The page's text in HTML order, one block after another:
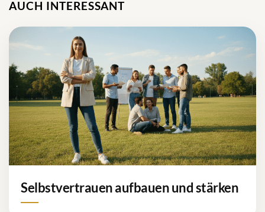
AUCH INTERESSANT
Selbstvertrauen aufbauen und stärken